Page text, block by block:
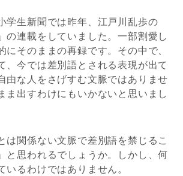
学生新聞では昨年、江戸川乱歩の
の連載をしていました。一部割愛し
にそのままの再録です。その中で、
、今では差別語とされる表現が出て
由な人をさげすむ文脈ではありませ
ま出すわけにもいかないと思いまし
は関係ない文脈で差別語を禁じるこ
と思われるでしょうか。しかし、何
いるわけではありません。